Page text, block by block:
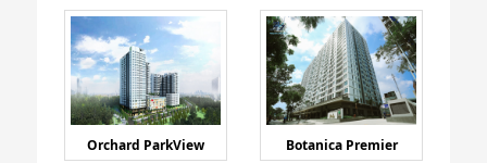
Orchard ParkView Botanica Premier